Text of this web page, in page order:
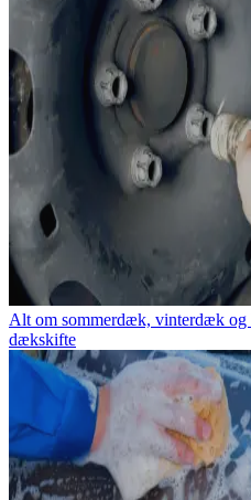
Alt om sommerdæk, vinterdæk
dækskifte